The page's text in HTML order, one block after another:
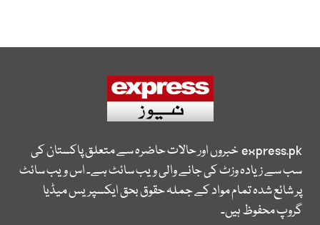
express.pkخبروں اور حالات حاضرہ سے متعلق پاکستان کی
سب سے زیادہ وزٹ کی جانے والی ویب سائٹ ہے۔ اس ویب سائٹ
پر شائع شدہ تمام مواد کے جملہ حقوق بحق ایکسپریس میڈیا
گروپ محفوظ ہیں۔